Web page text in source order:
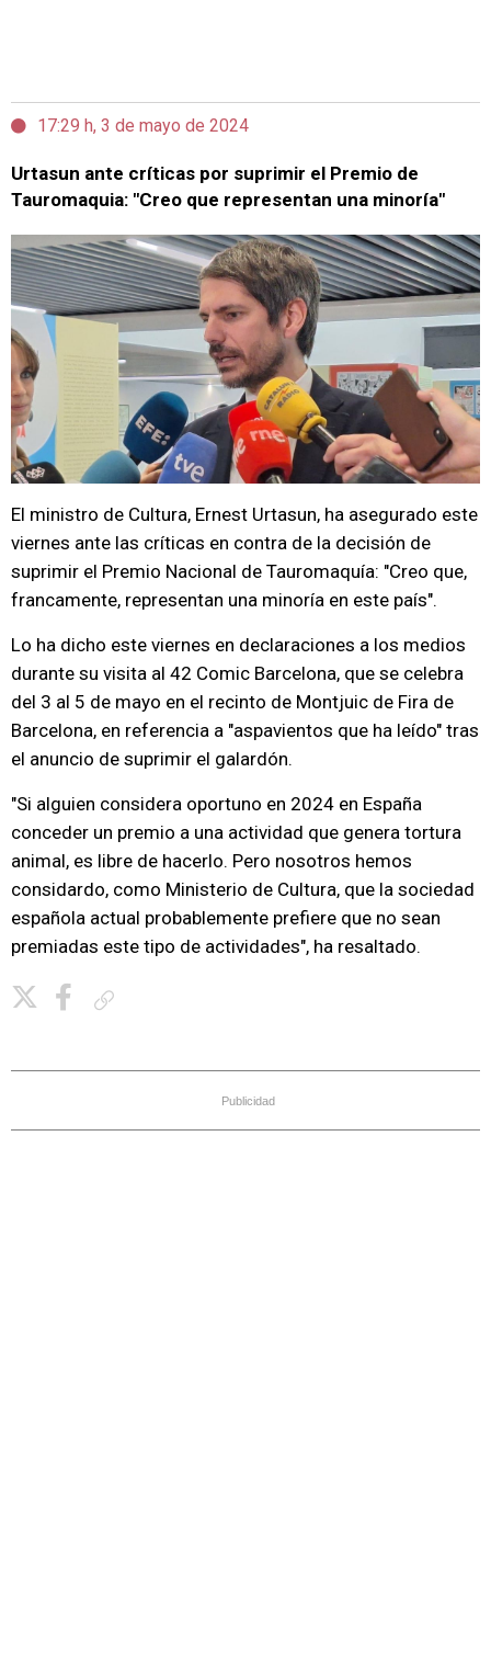
17:29 h, 3 de mayo de 2024
Urtasun ante críticas por suprimir el Premio de
Tauromaquia: "Creo que representan una minoría"
El ministro de Cultura, Ernest Urtasun, ha asegurado este
viernes ante las críticas en contra de la decisión de
suprimir el Premio Nacional de Tauromaquía: "Creo que,
francamente, representan una minoría en este país".
Lo ha dicho este viernes en declaraciones a los medios
durante su visita al 42 Comic Barcelona, que se celebra
del 3 al 5 de mayo en el recinto de Montjuic de Fira de
Barcelona, en referencia a "aspavientos que ha leído" tras
el anuncio de suprimir el galardón.
"Si alguien considera oportuno en 2024 en España
conceder un premio a una actividad que genera tortura
animal, es libre de hacerlo. Pero nosotros hemos
considardo, como Ministerio de Cultura, que la sociedad
española actual probablemente prefiere que no sean
premiadas este tipo de actividades", ha resaltado.
Publicidad